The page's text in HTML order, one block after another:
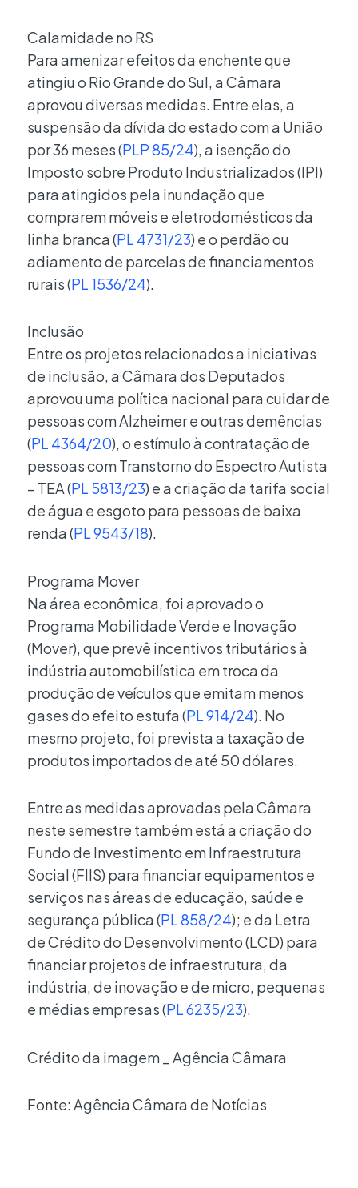
Calamidade no RS
Para amenizar efeitos da enchente que
atingiu o Rio Grande do Sul, a Câmara
aprovou diversas medidas. Entre elas, a
suspensão da dívida do estado com a União
por 36 meses (PLP 85/24), a isenção do
Imposto sobre Produto Industrializados (IPI)
para atingidos pela inundação que
comprarem móveis e eletrodomésticos da
linha branca (PL 4731/23) e o perdão ou
adiamento de parcelas de financiamentos
rurais (PL 1536/24).
Inclusão
Entre os projetos relacionados a iniciativas
de inclusão, a Câmara dos Deputados
aprovou uma política nacional para cuidar de
pessoas com Alzheimer e outras demências
(PL 4364/20), o estímulo à contratação de
pessoas com Transtorno do Espectro Autista
– TEA (PL 5813/23) e a criação da tarifa social
de água e esgoto para pessoas de baixa
renda (PL 9543/18).
Programa Mover
Na área econômica, foi aprovado o
Programa Mobilidade Verde e Inovação
(Mover), que prevê incentivos tributários à
indústria automobilística em troca da
produção de veículos que emitam menos
gases do efeito estufa (PL 914/24). No
mesmo projeto, foi prevista a taxação de
produtos importados de até 50 dólares.
Entre as medidas aprovadas pela Câmara
neste semestre também está a criação do
Fundo de Investimento em Infraestrutura
Social (FIIS) para financiar equipamentos e
serviços nas áreas de educação, saúde e
segurança pública (PL 858/24); e da Letra
de Crédito do Desenvolvimento (LCD) para
financiar projetos de infraestrutura, da
indústria, de inovação e de micro, pequenas
e médias empresas (PL 6235/23).
Crédito da imagem _ Agência Câmara
Fonte: Agência Câmara de Notícias